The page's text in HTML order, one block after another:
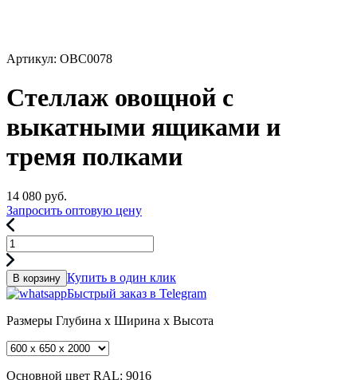
Артикул: ОВС0078
Стеллаж овощной с
выкатными ящиками и
тремя полками
14 080 руб.
Запросить оптовую цену
В корзину Купить в один клик
Быстрый заказ в Telegram
Размеры Глубина x Ширина x Высота
Основной цвет RAL: 9016